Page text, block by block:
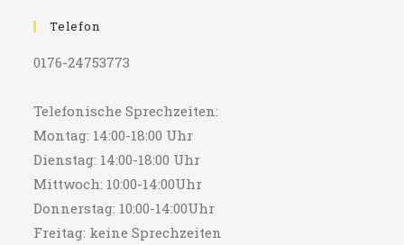
Telefon
0176-24753773
Telefonische Sprechzeiten:
Montag: 14:00-18:00 Uhr
Dienstag: 14:00-18:00 Uhr
Mittwoch: 10:00-14:00Uhr
Donnerstag: 10:00-14:00Uhr
Freitag: keine Sprechzeiten